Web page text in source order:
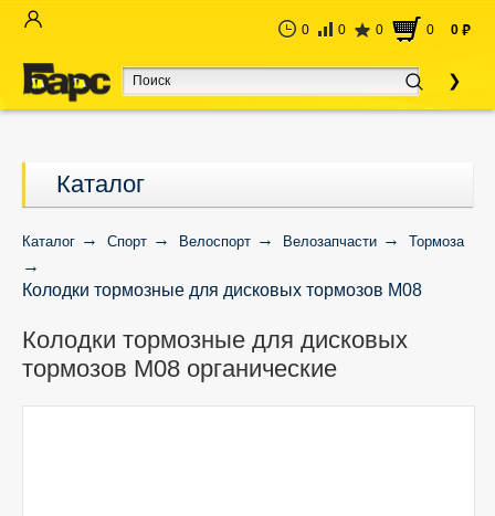
0 0 0 0 0 руб
Каталог
Каталог Спорт Велоспорт Велозапчасти Тормоза
Колодки тормозные для дисковых тормозов M08
Колодки тормозные для дисковых
тормозов M08 органические